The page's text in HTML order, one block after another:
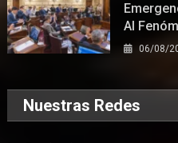
Al
06/08/
Nuestras Redes